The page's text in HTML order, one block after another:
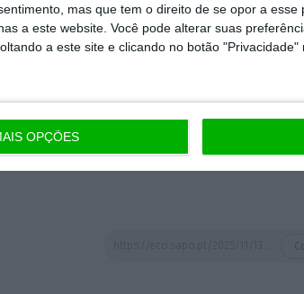
mas que tem o direito de se opor a
a este website. Você pode alterar suas
a este site e clicando no botão "Privacidade"
OPÇÕES
“Trabalho XXI” e que o
“profunda” da legislação laboral
alterações nas licenças parentais,
flexível, formação nas empresas
prevendo ainda um
por serviços mínimos em caso de